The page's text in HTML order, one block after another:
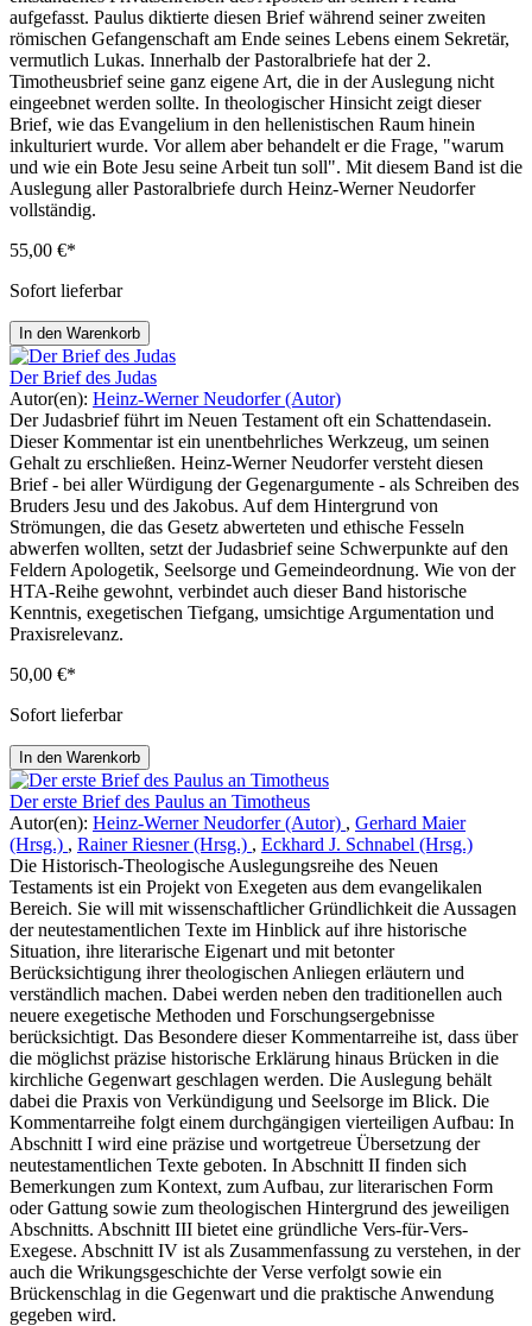
aufgefasst. Paulus diktierte diesen Brief während seiner zweiten
römischen Gefangenschaft am Ende seines Lebens einem Sekretär,
vermutlich Lukas. Innerhalb der Pastoralbriefe hat der 2.
Timotheusbrief seine ganz eigene Art, die in der Auslegung nicht
eingeebnet werden sollte. In theologischer Hinsicht zeigt dieser
Brief, wie das Evangelium in den hellenistischen Raum hinein
inkulturiert wurde. Vor allem aber behandelt er die Frage, "warum
und wie ein Bote Jesu seine Arbeit tun soll". Mit diesem Band ist die
Auslegung aller Pastoralbriefe durch Heinz-Werner Neudorfer
vollständig.
55,00 €*
Sofort lieferbar
In den Warenkorb
Der Brief des Judas
Autor(en): Heinz-Werner Neudorfer (Autor)
Der Judasbrief führt im Neuen Testament oft ein Schattendasein.
Dieser Kommentar ist ein unentbehrliches Werkzeug, um seinen
Gehalt zu erschließen. Heinz-Werner Neudorfer versteht diesen
Brief - bei aller Würdigung der Gegenargumente - als Schreiben des
Bruders Jesu und des Jakobus. Auf dem Hintergrund von
Strömungen, die das Gesetz abwerteten und ethische Fesseln
abwerfen wollten, setzt der Judasbrief seine Schwerpunkte auf den
Feldern Apologetik, Seelsorge und Gemeindeordnung. Wie von der
HTA-Reihe gewohnt, verbindet auch dieser Band historische
Kenntnis, exegetischen Tiefgang, umsichtige Argumentation und
Praxisrelevanz.
50,00 €*
Sofort lieferbar
In den Warenkorb
Der erste Brief des Paulus an Timotheus
Autor(en): Heinz-Werner Neudorfer (Autor) , Gerhard Maier
(Hrsg.) , Rainer Riesner (Hrsg.) , Eckhard J. Schnabel (Hrsg.)
Die Historisch-Theologische Auslegungsreihe des Neuen
Testaments ist ein Projekt von Exegeten aus dem evangelikalen
Bereich. Sie will mit wissenschaftlicher Gründlichkeit die Aussagen
der neutestamentlichen Texte im Hinblick auf ihre historische
Situation, ihre literarische Eigenart und mit betonter
Berücksichtigung ihrer theologischen Anliegen erläutern und
verständlich machen. Dabei werden neben den traditionellen auch
neuere exegetische Methoden und Forschungsergebnisse
berücksichtigt. Das Besondere dieser Kommentarreihe ist, dass über
die möglichst präzise historische Erklärung hinaus Brücken in die
kirchliche Gegenwart geschlagen werden. Die Auslegung behält
dabei die Praxis von Verkündigung und Seelsorge im Blick. Die
Kommentarreihe folgt einem durchgängigen vierteiligen Aufbau: In
Abschnitt I wird eine präzise und wortgetreue Übersetzung der
neutestamentlichen Texte geboten. In Abschnitt II finden sich
Bemerkungen zum Kontext, zum Aufbau, zur literarischen Form
oder Gattung sowie zum theologischen Hintergrund des jeweiligen
Abschnitts. Abschnitt III bietet eine gründliche Vers-für-Vers-
Exegese. Abschnitt IV ist als Zusammenfassung zu verstehen, in der
auch die Wrikungsgeschichte der Verse verfolgt sowie ein
Brückenschlag in die Gegenwart und die praktische Anwendung
gegeben wird.